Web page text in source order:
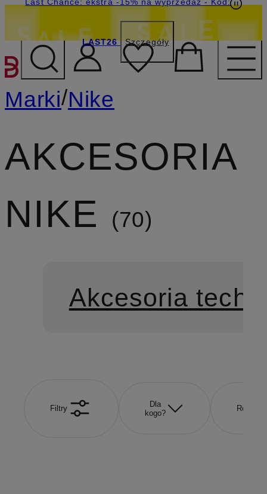
PRZEJDŹ DO GŁÓWNEJ
LAST26 Szczegóły
Marki/Nike
AKCESORIA
NIKE
70
Akcesoria
Filtry
Dla
kogo?
Rozmiar